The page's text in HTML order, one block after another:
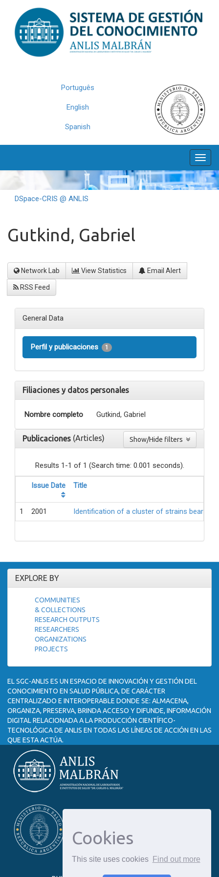
Cookies
This site uses cookies Find out more
navigation
Português
English
Spanish
DSpace-CRIS @ ANLIS
Gutkind, Gabriel
Network Lab View Statistics Email Alert
RSS Feed
General Data
Perfil y publicaciones 1
Filiaciones y datos personales
Nombre completo Gutkind, Gabriel
Publicaciones (Articles)
Results 1-1 of 1 (Search time: 0.001 seconds).
Issue Date Title
1 2001 Identification of a cluster of strains bearing
EXPLORE BY
COMMUNITIES
& COLLECTIONS
RESEARCH OUTPUTS
RESEARCHERS
ORGANIZATIONS
PROJECTS
EL SGC-ANLIS ES UN ESPACIO DE INNOVACIÓN Y GESTIÓN DEL
CONOCIMIENTO EN SALUD PÚBLICA, DE CARÁCTER
CENTRALIZADO E INTEROPERABLE DONDE SE: ALMACENA,
ORGANIZA, PRESERVA, BRINDA ACCESO Y DIFUNDE, INFORMACIÓN
DIGITAL RELACIONADA A LA PRODUCCIÓN CIENTÍFICO-
TECNOLÓGICA DE ANLIS EN TODAS LAS LÍNEAS DE ACCIÓN EN LAS
QUE ESTA ACTÚA.